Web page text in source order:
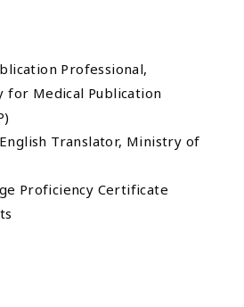
Professional,
for Medical Publication
Translator, Ministry of
Proficiency Certificate